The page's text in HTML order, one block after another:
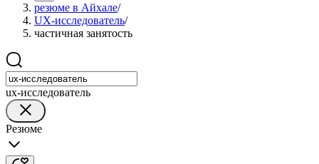
резюме в Айхале/
UX-исследователь/
частичная занятость
ux-исследователь
Резюме